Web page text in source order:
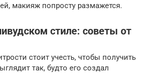
макияж попросту размажется.
стиле: советы от
стоит учесть, чтобы получить
так, будто его создал